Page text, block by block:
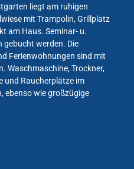
liegt am ruhigen
mit Trampolin, Grillplatz
am Haus. Seminar- u.
werden. Die
Ferienwohnungen sind mit
Waschmaschine, Trockner,
und Raucherplätze im
ebenso wie großzügige